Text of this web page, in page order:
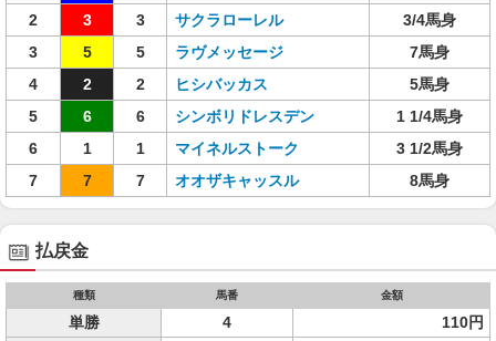
2
3 3 サクラローレル
3/4馬身
3
5 5 ラヴメッセージ
7馬身
4
2 2 ヒシバッカス
5馬身
5
6 6 シンボリドレスデン
1 1/4馬身
6
1 1 マイネルストーク
3 1/2馬身
7
7 7 オオザキャッスル 8馬身
払戻金
種類 馬番 金額
単勝 4 110円